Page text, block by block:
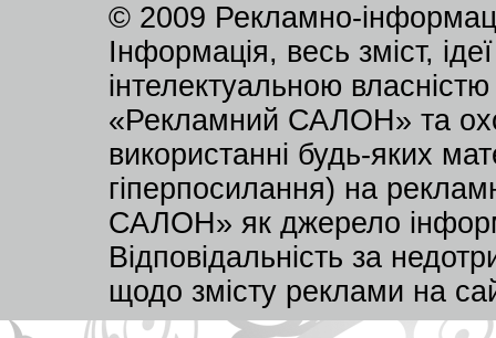
© 2009 Рекламно-
Інформація, весь зміст,
інтелектуальною
«Рекламний САЛОН» та
використанні будь-яких
гіперпосилання) на
САЛОН» як джерело
Відповідальність за
щодо змісту реклами на